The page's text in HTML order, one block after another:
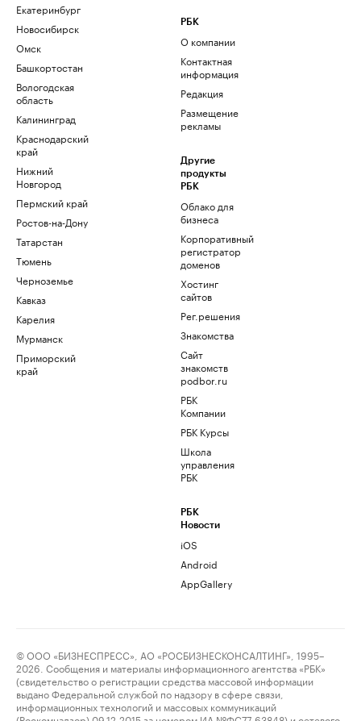
Екатеринбург
Новосибирск
Омск
Башкортостан
Вологодская
область
Калининград
Краснодарский
край
Нижний
Новгород
Пермский край
Ростов-на-Дону
Татарстан
Тюмень
Черноземье
Кавказ
Карелия
Мурманск
Приморский
край
РБК
О компании
Контактная
информация
Редакция
Размещение
рекламы
Другие
продукты
РБК
Облако для
бизнеса
Корпоративный
регистратор
доменов
Хостинг
сайтов
Рег.решения
Знакомства
Сайт
знакомств
podbor.ru
РБК
Компании
РБК Курсы
Школа
управления
РБК
РБК
Новости
iOS
Android
AppGallery
© ООО «БИЗНЕСПРЕСС», АО «РОСБИЗНЕСКОНСАЛТИНГ», 1995–
2026. Сообщения и материалы информационного агентства «РБК»
(свидетельство о регистрации средства массовой информации
выдано Федеральной службой по надзору в сфере связи,
информационных технологий и массовых коммуникаций